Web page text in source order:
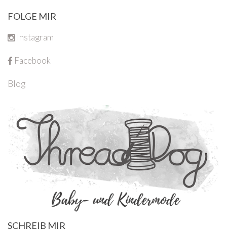
FOLGE MIR
Instagram
Facebook
Blog
SCHREIB MIR